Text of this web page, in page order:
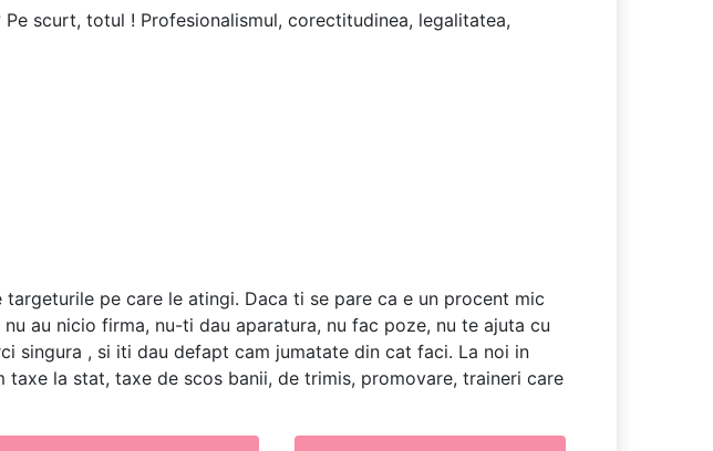
scurt, totul ! Profesionalismul, corectitudinea, legalitatea,
pe care le atingi. Daca ti se pare ca e un procent mic
au nicio firma, nu-ti dau aparatura, nu fac poze, nu te ajuta cu
singura , si iti dau defapt cam jumatate din cat faci. La noi in
la stat, taxe de scos banii, de trimis, promovare, traineri care